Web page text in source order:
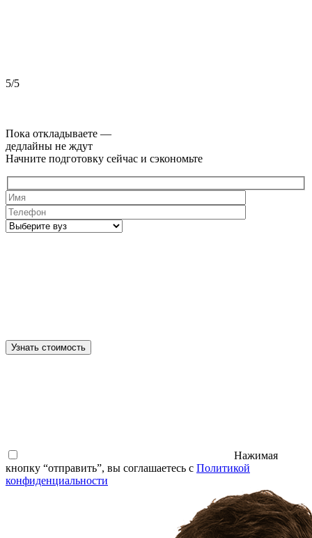
5/5
Пока откладываете —
дедлайны не ждут
Начните подготовку сейчас и сэкономьте
Узнать стоимость
Нажимая
кнопку “отправить”, вы соглашаетесь с Политикой
конфиденциальности